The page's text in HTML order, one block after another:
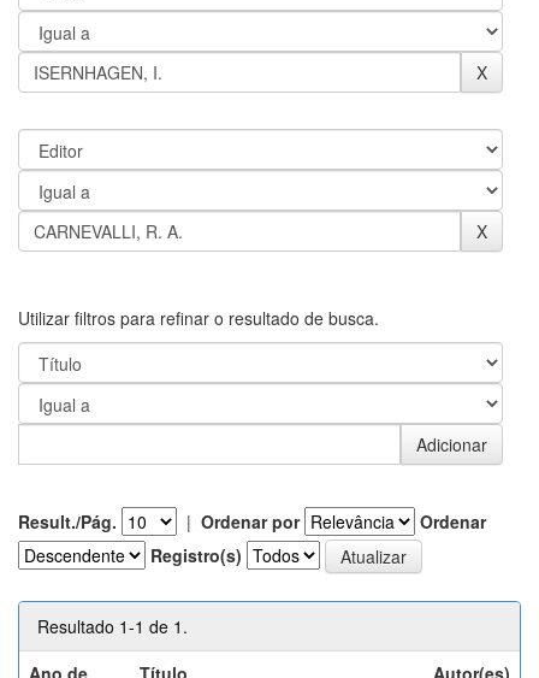
Utilizar filtros para refinar o resultado de busca.
Result./Pág. | Ordenar por
Ordenar
Registro(s)
Resultado 1-1 de 1.
Ano de
Título Autor(es)